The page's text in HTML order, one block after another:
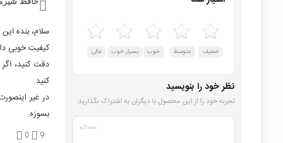
ضعیف متوسط خوب بسیار خوب عالی
نظر خود را بنویسید
تجربه خود را از این محصول با دیگران به اشتراک بگذارید.
۰/۱۰۰۰
سلام، بنده
کیفیت خوبی
دقت کنید،
کنید.
در غیر
بسوزه.
9
0